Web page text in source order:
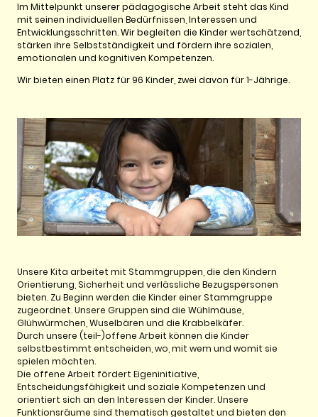
Im Mittelpunkt unserer pädagogische Arbeit steht das Kind
mit seinen individuellen Bedürfnissen, Interessen und
Entwicklungsschritten. Wir begleiten die Kinder wertschätzend,
stärken ihre Selbstständigkeit und fördern ihre sozialen,
emotionalen und kognitiven Kompetenzen.
Wir bieten einen Platz für 96 Kinder, zwei davon für 1-Jährige.
Unsere Kita arbeitet mit Stammgruppen, die den Kindern
Orientierung, Sicherheit und verlässliche Bezugspersonen
bieten. Zu Beginn werden die Kinder einer Stammgruppe
zugeordnet. Unsere Gruppen sind die Wühlmäuse,
Glühwürmchen, Wuselbären und die Krabbelkäfer.
Durch unsere (teil-)offene Arbeit können die Kinder
selbstbestimmt entscheiden, wo, mit wem und womit sie
spielen möchten.
Die offene Arbeit fördert Eigeninitiative,
Entscheidungsfähigkeit und soziale Kompetenzen und
orientiert sich an den Interessen der Kinder. Unsere
Funktionsräume sind thematisch gestaltet und bieten den